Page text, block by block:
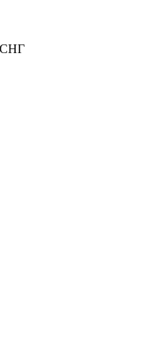
СНГ